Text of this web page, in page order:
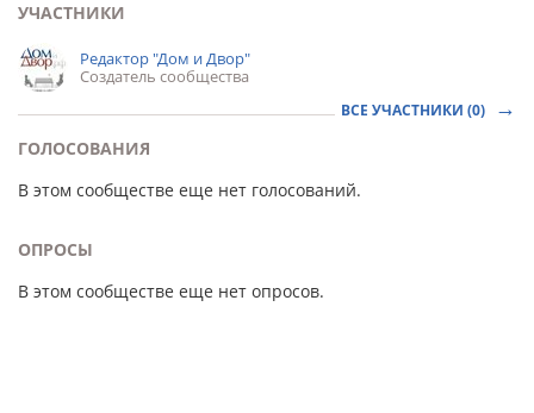
УЧАСТНИКИ
Редактор "Дом и Двор"
Создатель сообщества
ВСЕ УЧАСТНИКИ (0)
ГОЛОСОВАНИЯ
В этом сообществе еще нет голосований.
ОПРОСЫ
В этом сообществе еще нет опросов.